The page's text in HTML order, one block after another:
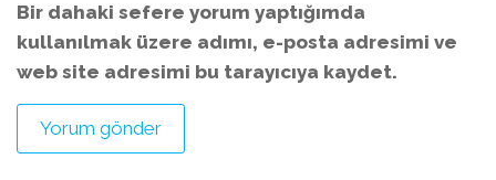
Bir dahaki sefere yorum yaptığımda
kullanılmak üzere adımı, e-posta adresimi ve
web site adresimi bu tarayıcıya kaydet.